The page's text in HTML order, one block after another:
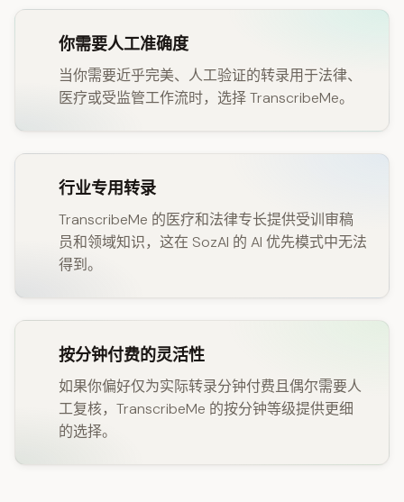
你需要人工准确度
当你需要近乎完美、人工验证的转录用于法律、
医疗或受监管工作流时，选择 TranscribeMe。
行业专用转录
TranscribeMe 的医疗和法律专长提供受训审稿
员和领域知识，这在 SozAI 的 AI 优先模式中无法
得到。
按分钟付费的灵活性
如果你偏好仅为实际转录分钟付费且偶尔需要人
工复核，TranscribeMe 的按分钟等级提供更细
的选择。